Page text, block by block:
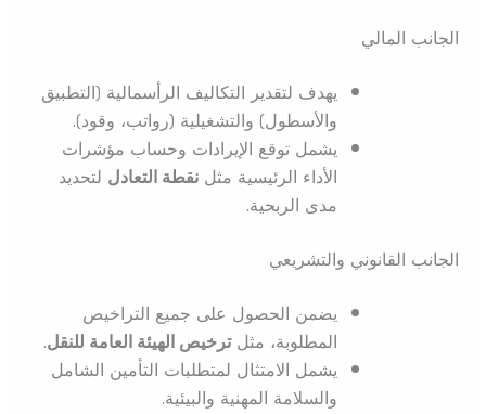
الجانب المالي
يهدف لتقدير التكاليف الرأسمالية (التطبيق
والأسطول) والتشغيلية (رواتب، وقود).
يشمل توقع الإيرادات وحساب مؤشرات
الأداء الرئيسية مثل نقطة التعادللتحديد
مدى الربحية.
الجانب القانوني والتشريعي
يضمن الحصول على جميع التراخيص
المطلوبة، مثلترخيص الهيئة العامة للنقل.
يشمل الامتثال لمتطلبات التأمين الشامل
والسلامة المهنية والبيئية.